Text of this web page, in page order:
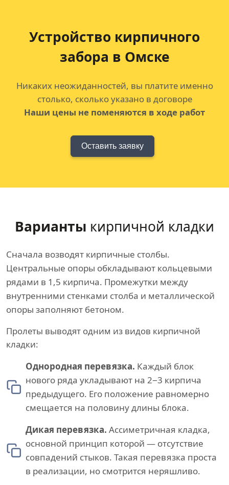
Устройство кирпичного
забора в Омске
Никаких неожиданностей, вы платите именно
столько, сколько указано в договоре
Наши цены не поменяются в ходе работ
Оставить заявку
Варианты кирпичной кладки
Сначала возводят кирпичные столбы.
Центральные опоры обкладывают кольцевыми
рядами в 1,5 кирпича. Промежутки между
внутренними стенками столба и металлической
опоры заполняют бетоном.
Пролеты выводят одним из видов кирпичной
кладки:
Однородная перевязка. Каждый блок
нового ряда укладывают на 2−3 кирпича
предыдущего. Его положение равномерно
смещается на половину длины блока.
Дикая перевязка. Ассиметричная кладка,
основной принцип которой — отсутствие
совпадений стыков. Такая перевязка проста
в реализации, но смотрится неряшливо.